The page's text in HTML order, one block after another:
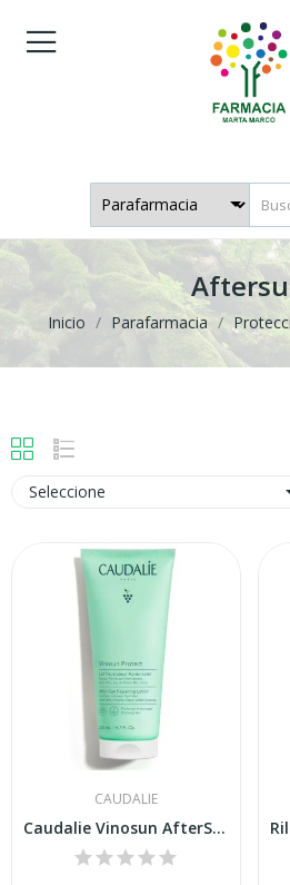
Inicio Parafarmacia
Seleccione
CAUDALIE
Caudalie Vinosun AfterSun Leche Reparadora 200ml